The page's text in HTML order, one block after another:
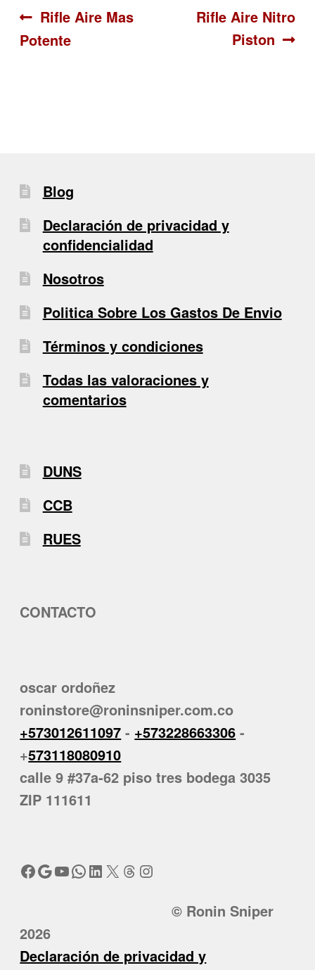
Navegación
de
Anterior:
Rifle Aire Mas
Potente
Siguiente:
Rifle Aire Nitro
Piston
Blog
Declaración de privacidad y
confidencialidad
Nosotros
Politica Sobre Los Gastos De Envio
Términos y condiciones
Todas las valoraciones y
comentarios
DUNS
CCB
RUES
CONTACTO
oscar ordoñez
roninstore@roninsniper.com.co
+573012611097 - +573228663306 -
+573118080910
calle 9 #37a-62 piso tres bodega 3035
ZIP 111611
Facebook
Google
YouTube
WhatsApp
LinkedIn
X Threads
Instagram
© Ronin Sniper
2026
Declaración de privacidad y